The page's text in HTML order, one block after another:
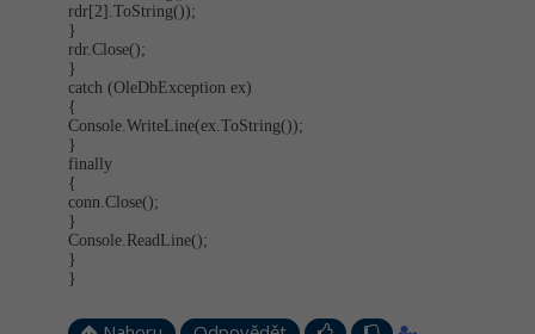
rdr[2].ToString());
}
rdr.Close();
}
catch (OleDbException ex)
{
Console.Write­Line(ex.ToStrin­g());
}
finally
{
conn.Close();
}
Console.ReadLine();
}
}